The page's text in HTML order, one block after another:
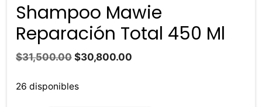
Shampoo Mawie
Reparación Total 450 Ml
$31,500.00 El
original
$30,800.00
26 disponibles